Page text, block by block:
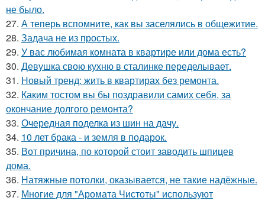
не было.
27. А теперь вспомните, как вы заселялись в общежитие.
28. Задача не из простых.
29. У вас любимая комната в квартире или дома есть?
30. Девушка свою кухню в сталинке переделывает.
31. Новый тренд: жить в квартирах без ремонта.
32. Каким тостом вы бы поздравили самих себя, за
окончание долгого ремонта?
33. Очередная поделка из шин на дачу.
34. 10 лет брака - и земля в подарок.
35. Вот причина, по которой стоит заводить шпицев
дома.
36. Натяжные потолки, оказывается, не такие надёжные.
37. Многие для "Аромата Чистоты" используют